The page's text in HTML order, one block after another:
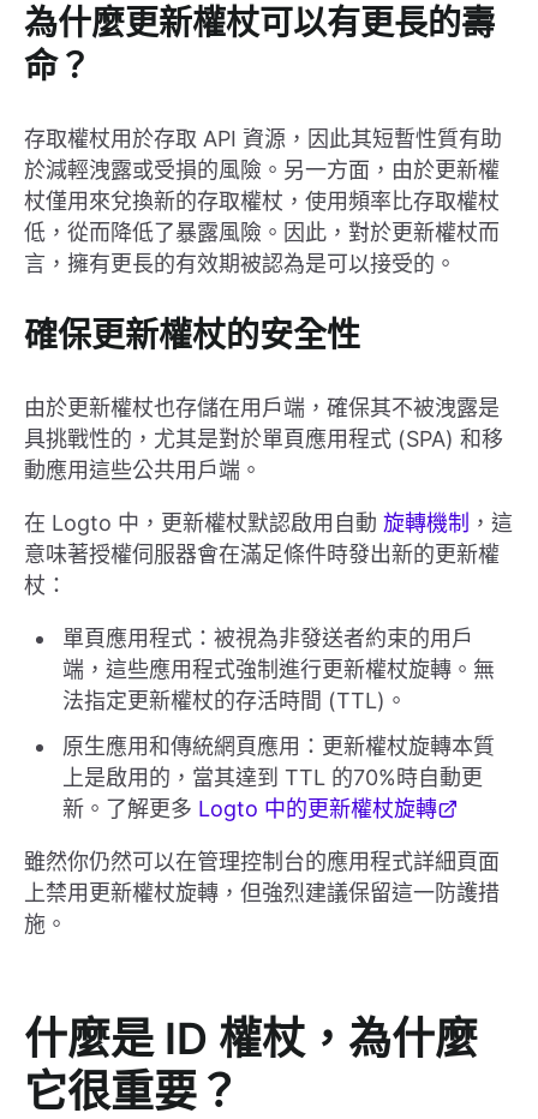
為什麼更新權杖可以有更長的壽
命？
存取權杖用於存取 API 資源，因此其短暫性質有助
於減輕洩露或受損的風險。另一方面，由於更新權
杖僅用來兌換新的存取權杖，使用頻率比存取權杖
低，從而降低了暴露風險。因此，對於更新權杖而
言，擁有更長的有效期被認為是可以接受的。
確保更新權杖的安全性
由於更新權杖也存儲在用戶端，確保其不被洩露是
具挑戰性的，尤其是對於單頁應用程式 (SPA) 和移
動應用這些公共用戶端。
在 Logto 中，更新權杖默認啟用自動 旋轉機制 ，這
意味著授權伺服器會在滿足條件時發出新的更新權
杖：
單頁應用程式：被視為非發送者約束的用戶
端，這些應用程式強制進行更新權杖旋轉。無
法指定更新權杖的存活時間 (TTL)。
原生應用和傳統網頁應用：更新權杖旋轉本質
上是啟用的，當其達到 TTL 的70%時自動更
新。了解更多 Logto 中的更新權杖旋轉
雖然你仍然可以在管理控制台的應用程式詳細頁面
上禁用更新權杖旋轉，但強烈建議保留這一防護措
施。
什麼是 ID 權杖，為什麼
它很重要？